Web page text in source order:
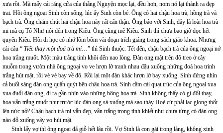
xưa rồi. Mà mấy cái răng cửa của thằng Nguyện mọc lại, đều hơn, nom nó lại thành ra đẹp
trai. Hồi ông ngoại Sinh còn sống, lúc ấy Sinh còn bé. Ông có hai chậu hoa trà, hồng trà và
bạch trà. Ông chăm chút hai chậu hoa này rất cẩn thận. Ông bảo với Sinh, đây là loài hoa trà
mi mà cụ Tố Như nói đến trong Kiều. Ông cũng mê Kiều. Sinh thì chưa bao giờ đọc hết
quyển Kiều. Hồi đi học có nhớ lõm bõm vài đoạn trích giảng trong sách giáo khoa. Nhưng
cái câu “ Tiếc thay một đoá trà mi…” thì Sinh thuộc. Tết đến, chậu bạch trà của ông ngoại nở
hoa trắng muốt. Một màu trắng tinh khôi đến nao lòng. Đàn ong mật trên đõ treo ở cây
muỗm trong vườn nhà ông ngoại vo ve lượn lờ tranh nhau đậu xuống những đoá hoa trinh
trắng hút mật, rồi vè vè bay về đõ. Rồi lại một đàn khác lượn lờ bay xuống. Sinh đứng nhìn
cả buổi sáng đàn ong quấn quýt bên chậu hoa trà. Sinh cầm cái quạt trúc của ông ngoại xua
xua đuổi đàn ong, đi ra gần nhìn vào những bông hoa trà. Sinh không thấy có gì đổi thay,
hoa vẫn trắng muốt như trước lúc đàn ong sà xuống mà sao thày Hoè cứ phải lạc giọng thốt
lên nức nở? Chậu bạch trà mi vẫn đẹp, vẫn trắng trong tinh khiết như chưa từng có đàn ong
nào đỗ xuống vây vo hút mật.
Sinh lấy vợ thì ông ngoại đã giỗ hết lâu rồi. Vợ Sinh là con gái trong làng, không xinh